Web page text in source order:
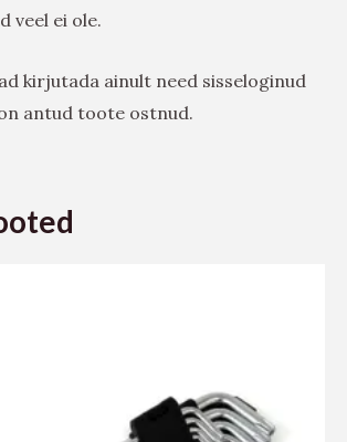
veel ei ole.
kirjutada ainult need sisseloginud
antud toote ostnud.